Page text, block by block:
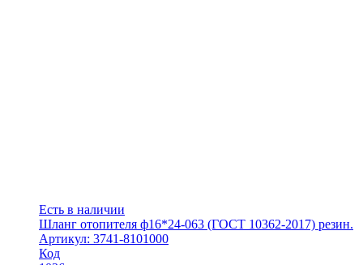
Есть в наличии
Шланг отопителя ф16*24-063 (ГОСТ 10362-2017) резин.
Артикул: 3741-8101000
Код